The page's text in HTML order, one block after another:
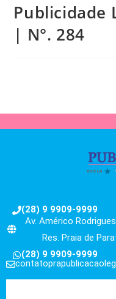
Publicidade
| N°. 284
(28) 9 9909-9999
Av. Américo
Res. Praia de
(28) 9 9909-9999